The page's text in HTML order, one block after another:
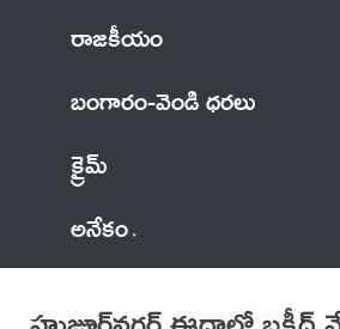
రాజకీయం
బంగారం-వెండి ధరలు
క్రైమ్
అనేకం